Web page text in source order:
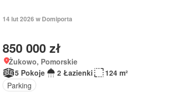
14 lut 2026 w Domiporta
850 000 zł
Żukowo, Pomorskie
5 Pokoje
2 Łazienki
124 m²
Parking